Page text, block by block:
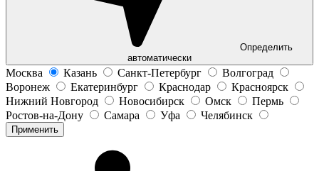
Определить
автоматически
Москва Казань Санкт-Петербург
Волгоград
Воронеж
Екатеринбург Краснодар
Красноярск
Нижний Новгород
Новосибирск Омск
Пермь
Ростов-на-Дону
Самара Уфа Челябинск
Применить